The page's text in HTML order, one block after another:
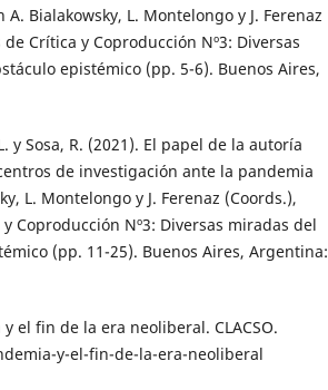
Bialakowsky, L. Montelongo y J. Ferenaz
Crítica y Coproducción Nº3: Diversas
epistémico (pp. 5-6). Buenos Aires,
y Sosa, R. (2021). El papel de la autoría
de investigación ante la pandemia
L. Montelongo y J. Ferenaz (Coords.),
Coproducción Nº3: Diversas miradas del
(pp. 11-25). Buenos Aires, Argentina:
el fin de la era neoliberal. CLACSO.
y-el-fin-de-la-era-neoliberal